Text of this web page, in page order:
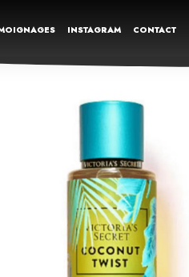
INSTAGRAM CONTACT